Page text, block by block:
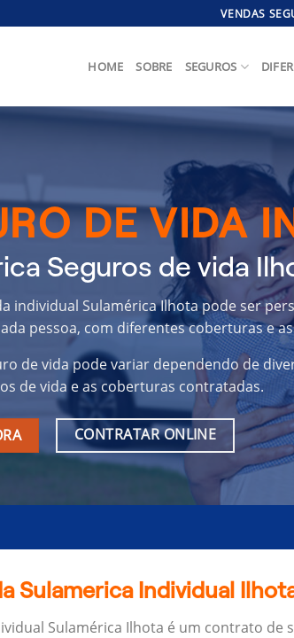
VENDAS
HOME SOBRE SEGUROS
DE VIDA
Seguros de vida
individual Sulamérica Ilhota pode ser
pessoa, com diferentes coberturas e
de vida pode variar dependendo de
de vida e as coberturas contratadas.
CONTRATAR ONLINE
Sulamerica Individual
Sulamérica Ilhota é um contrato